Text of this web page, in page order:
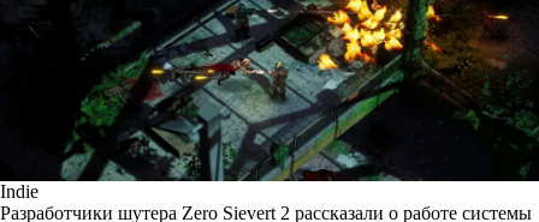
Indie
Разработчики шутера Zero Sievert 2 рассказали о работе системы